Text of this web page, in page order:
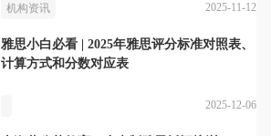
机构资讯 2025-11-12
雅思小白必看 | 2025年雅思评分标准对照表、
计算方式和分数对应表
2025-12-06